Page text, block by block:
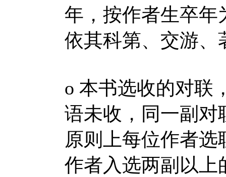
年，按作者生卒年
依其科第、交游、
ο 本书选收的对联
语未收，同一副对
原则上每位作者
作者入选两副以上